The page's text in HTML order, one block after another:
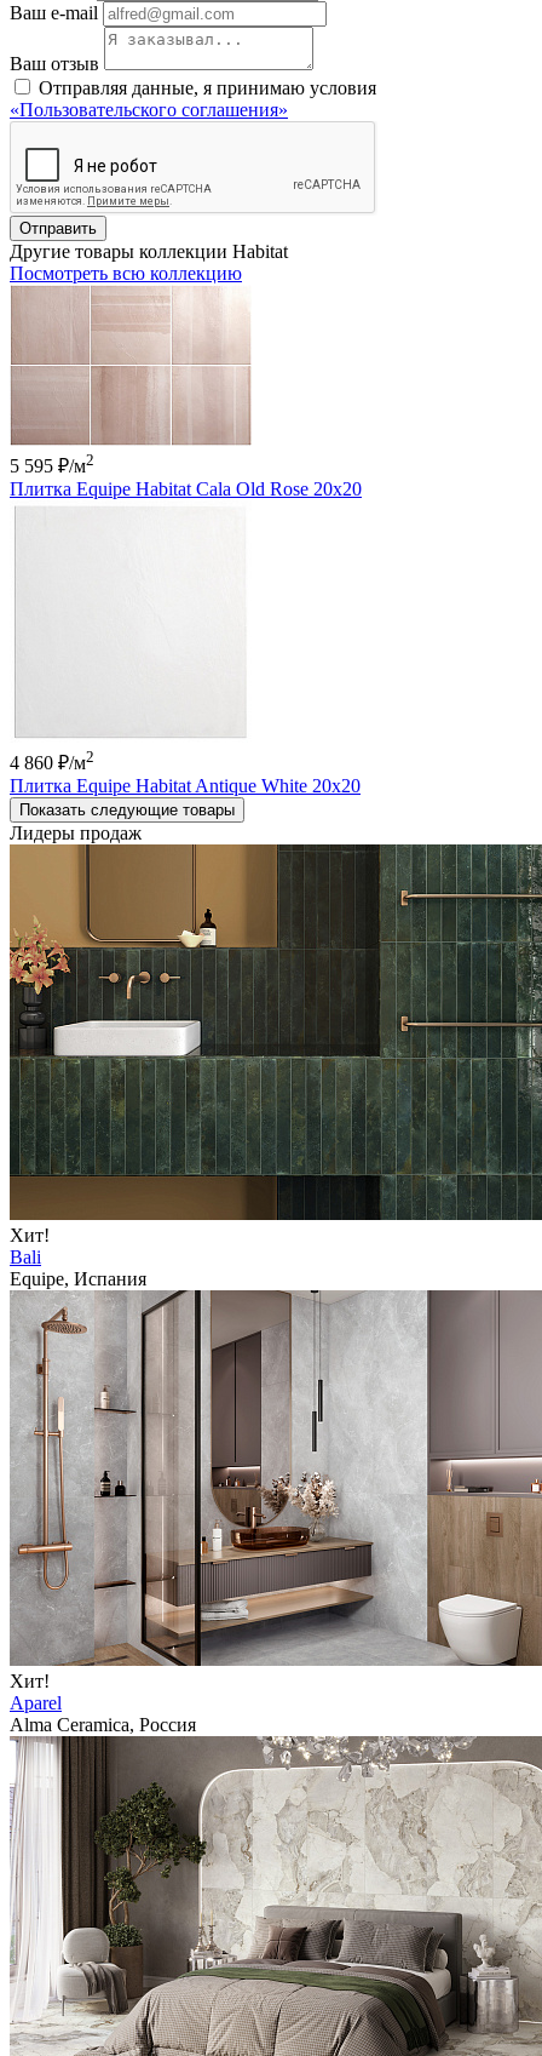
Ваш e-mail
Ваш отзыв
Отправляя данные, я принимаю условия
«Пользовательского соглашения»
Отправить
Другие товары коллекции Habitat
Посмотреть всю коллекцию
5 595 ₽/м2
Плитка Equipe Habitat Cala Old Rose 20x20
4 860 ₽/м2
Плитка Equipe Habitat Antique White 20x20
Показать следующие товары
Лидеры продаж
Хит!
Bali
Equipe, Испания
Хит!
Aparel
Alma Ceramica, Россия